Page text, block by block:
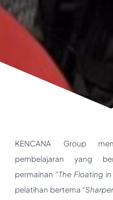
KENCANA Group
pembelajaran yang
permainan “The Floating
pelatihan bertema “